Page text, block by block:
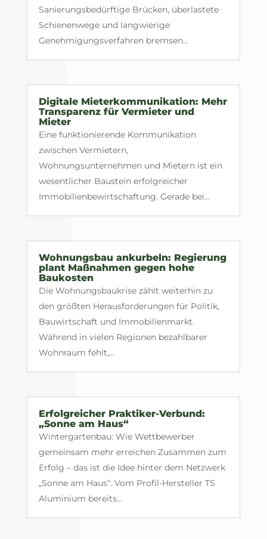
Sanierungsbedürftige Brücken, überlastete
Schienenwege und langwierige
Genehmigungsverfahren bremsen...
Digitale Mieterkommunikation: Mehr
Transparenz für Vermieter und
Mieter
Eine funktionierende Kommunikation
zwischen Vermietern,
Wohnungsunternehmen und Mietern ist ein
wesentlicher Baustein erfolgreicher
Immobilienbewirtschaftung. Gerade bei...
Wohnungsbau ankurbeln: Regierung
plant Maßnahmen gegen hohe
Baukosten
Die Wohnungsbaukrise zählt weiterhin zu
den größten Herausforderungen für Politik,
Bauwirtschaft und Immobilienmarkt.
Während in vielen Regionen bezahlbarer
Wohnraum fehlt,...
Erfolgreicher Praktiker-Verbund:
„Sonne am Haus“
Wintergartenbau: Wie Wettbewerber
gemeinsam mehr erreichen Zusammen zum
Erfolg – das ist die Idee hinter dem Netzwerk
„Sonne am Haus“. Vom Profil-Hersteller TS
Aluminium bereits...